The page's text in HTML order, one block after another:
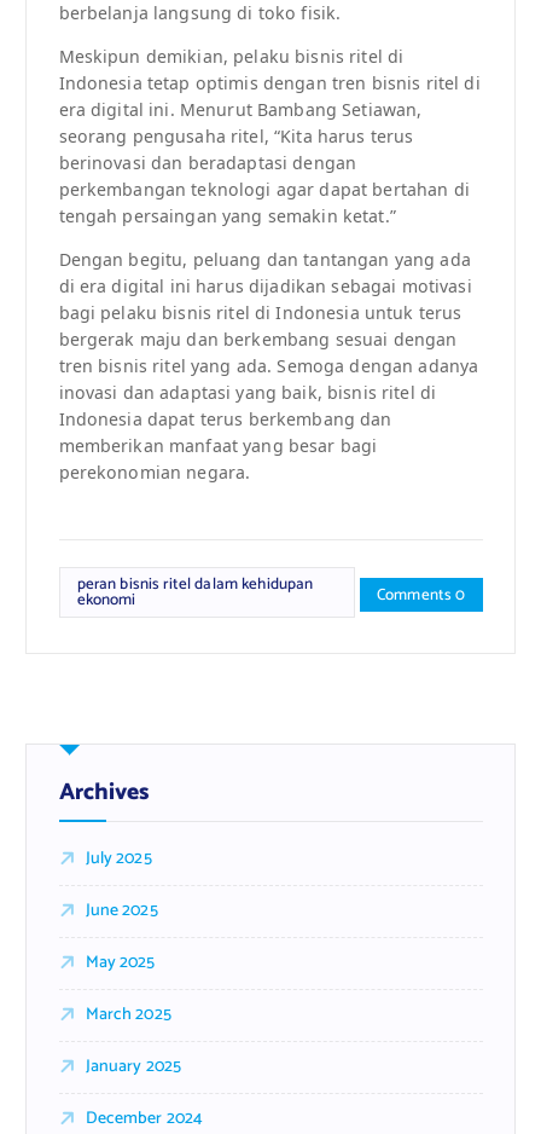
berbelanja langsung di toko fisik.
Meskipun demikian, pelaku bisnis ritel di
Indonesia tetap optimis dengan tren bisnis ritel di
era digital ini. Menurut Bambang Setiawan,
seorang pengusaha ritel, “Kita harus terus
berinovasi dan beradaptasi dengan
perkembangan teknologi agar dapat bertahan di
tengah persaingan yang semakin ketat.”
Dengan begitu, peluang dan tantangan yang ada
di era digital ini harus dijadikan sebagai motivasi
bagi pelaku bisnis ritel di Indonesia untuk terus
bergerak maju dan berkembang sesuai dengan
tren bisnis ritel yang ada. Semoga dengan adanya
inovasi dan adaptasi yang baik, bisnis ritel di
Indonesia dapat terus berkembang dan
memberikan manfaat yang besar bagi
perekonomian negara.
peran bisnis ritel dalam kehidupan
ekonomi Comments 0
Archives
July 2025
June 2025
May 2025
March 2025
January 2025
December 2024